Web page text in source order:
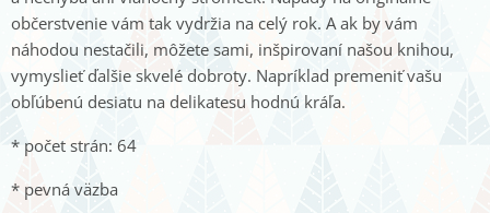
občerstvenie vám tak vydržia na celý rok. A ak by vám
náhodou nestačili, môžete sami, inšpirovaní našou knihou,
vymyslieť ďalšie skvelé dobroty. Napríklad premeniť vašu
obľúbenú desiatu na delikatesu hodnú kráľa.
* počet strán: 64
* pevná väzba